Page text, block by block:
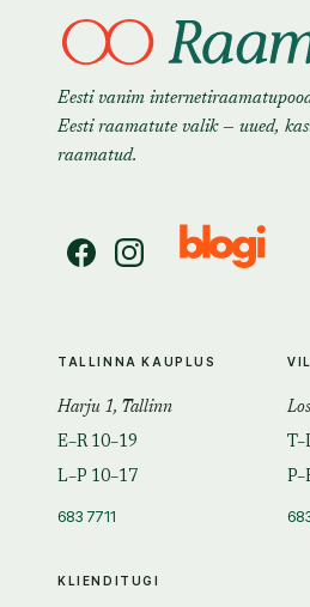
Eesti vanim
Eesti raamatute valik — uued,
raamatud.
KLIENDITUGI
TALLINNA KAUPLUS
Harju 1, Tallinn
E–R 10–19
L–P 10–17
683 7711